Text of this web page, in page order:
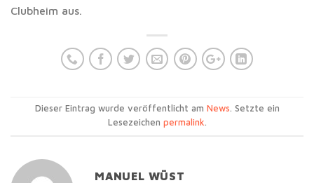
Clubheim aus.
Dieser Eintrag wurde veröffentlicht am News. Setzte ein
Lesezeichen permalink.
MANUEL WÜST